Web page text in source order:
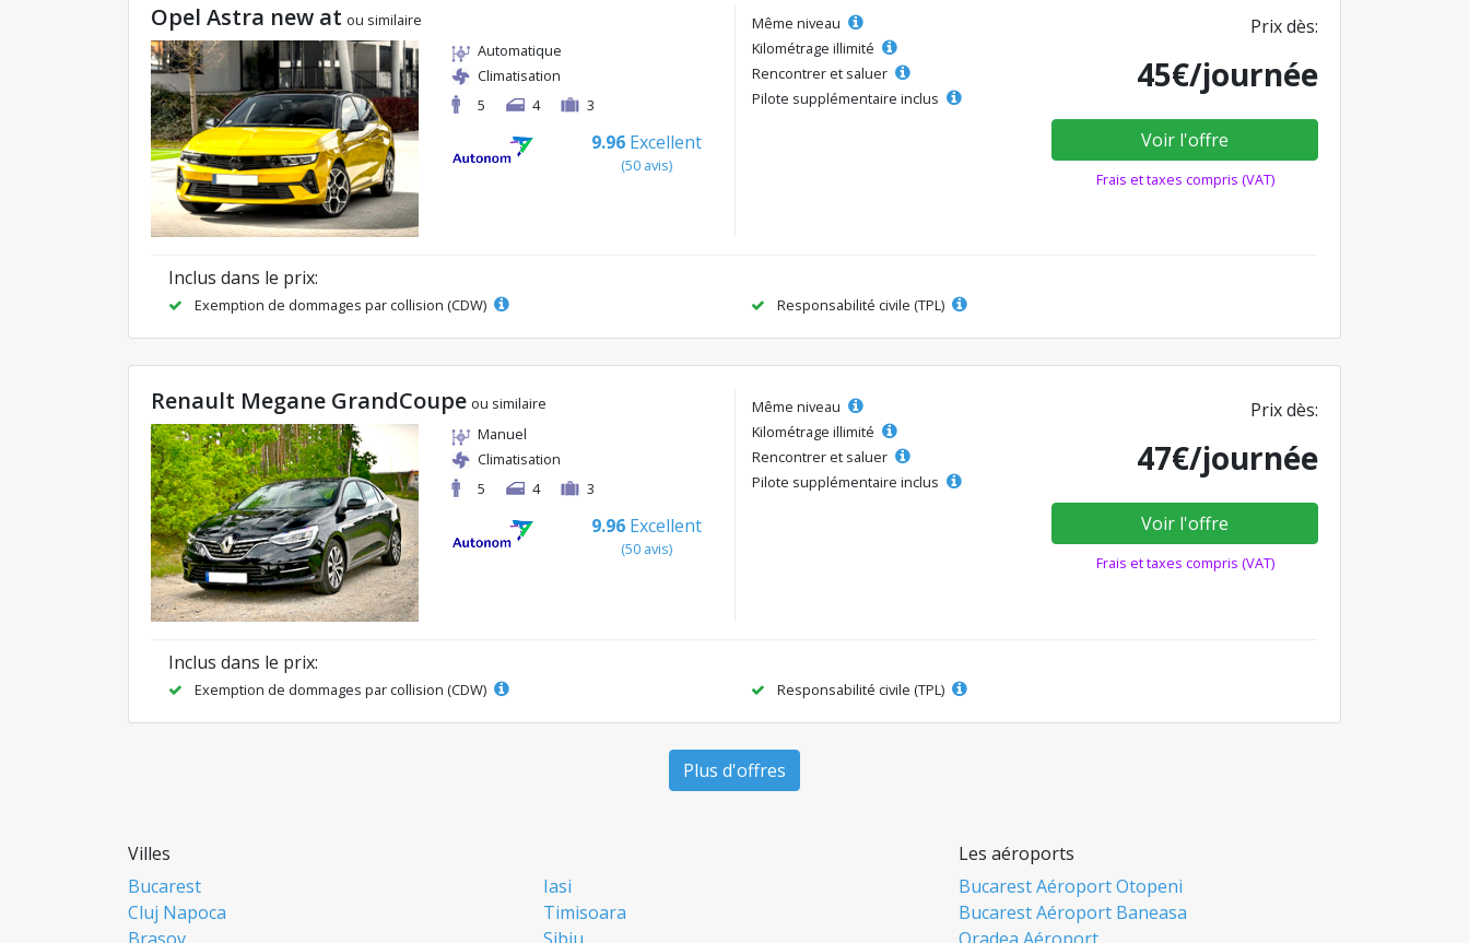
Opel Astra new at ou similaire
Automatique
Climatisation
5
4 3
9.96 Excellent
(50 avis)
Même niveau
Kilométrage illimité
Rencontrer et saluer
Pilote supplémentaire inclus
Prix dès:
45€/journée
Voir l'offre
Frais et taxes compris (VAT)
Inclus dans le prix:
Exemption de dommages par collision (CDW) Responsabilité civile (TPL)
Renault Megane GrandCoupe ou similaire
Manuel
Climatisation
5
4 3
9.96 Excellent
(50 avis)
Même niveau
Kilométrage illimité
Rencontrer et saluer
Pilote supplémentaire inclus
Prix dès:
47€/journée
Voir l'offre
Frais et taxes compris (VAT)
Inclus dans le prix:
Exemption de dommages par collision (CDW) Responsabilité civile (TPL)
Plus d'offres
Villes
Bucarest
Iasi
Cluj Napoca
Timisoara
Les aéroports
Bucarest Aéroport Otopeni
Bucarest Aéroport Baneasa